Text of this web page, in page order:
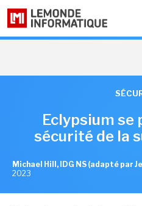
Eclypsium se
sécurité de la
Michael Hill, IDG NS (adapté par
2023